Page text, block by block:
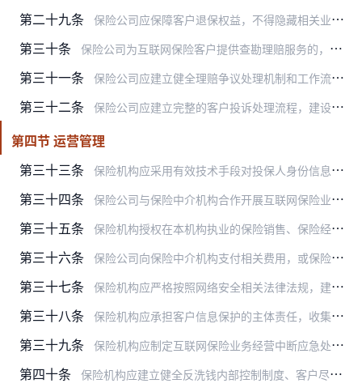
第二十九条 保险公司应保障客户退保权益，不得隐藏相关业务的办理入口，不得阻碍或限制客户退保。
第三十条 保险公司为互联网保险客户提供查勘理赔服务的，应建立包括客户报案、查勘理赔、争议处理等环节在内的系统化工作流程，实现查勘理赔服务闭环完整。参与查勘理赔的各类机构和…
第三十一条 保险公司应建立健全理赔争议处理机制和工作流程，及时向客户说明理赔决定、原因依据和争议处理办法，探索多元纠纷解决机制，跟踪做好争议处理工作。
第三十二条 保险公司应建立完整的客户投诉处理流程，建设独立于销售、理赔等业务的专职处理互联网保险客户投诉的人员队伍。对于银保监会及其派出机构、相关行业组织、消费者权益保护组…
第四节 运营管理
第三十三条
保险机构应采用有效技术手段对投保人身份信息的真实性进行验证，应完整记录和保存互联网保险主要业务过程，包括：产品销售页面的内容信息、投保人操作轨迹、保全理赔及投诉…
第三十四条 保险公司与保险中介机构合作开展互联网保险业务的，应审慎选择符合本办法规定、具有相应经营能力的保险中介机构，做好服务衔接、数据同步和信息共享。保险公司应与保险中介…
第三十五条 保险机构授权在本机构执业的保险销售、保险经纪从业人员为互联网保险业务开展营销宣传、产品咨询的，应在其劳动合同或委托协议中约定双方的权利义务，并按照相关监管规定对…
第三十六条 保险公司向保险中介机构支付相关费用，或保险机构向提供技术支持、客户服务等服务的合作机构支付相关费用，应按照合作协议约定的费用种类和标准，由总公司或其授权的省级分…
第三十七条 保险机构应严格按照网络安全相关法律法规，建立完善与互联网保险业务发展相适应的信息技术基础设施和安全保障体系，提升信息化和网络安全保障能力：
第三十八条 保险机构应承担客户信息保护的主体责任，收集、处理及使用个人信息应遵循合法、正当、必要的原则，保证信息收集、处理及使用的安全性和合法性：
第三十九条 保险机构应制定互联网保险业务经营中断应急处置预案。因突发事件、政策变化等原因导致互联网保险业务经营中断的，保险机构应在官方网站和自营网络平台及时发布公告，说明原…
第四十条 保险机构应建立健全反洗钱内部控制制度、客户尽职调查制度、客户身份资料和交易记录保存制度、大额交易和可疑交易报告制度，履行《中华人民共和国反洗钱法》规定的反洗钱义…